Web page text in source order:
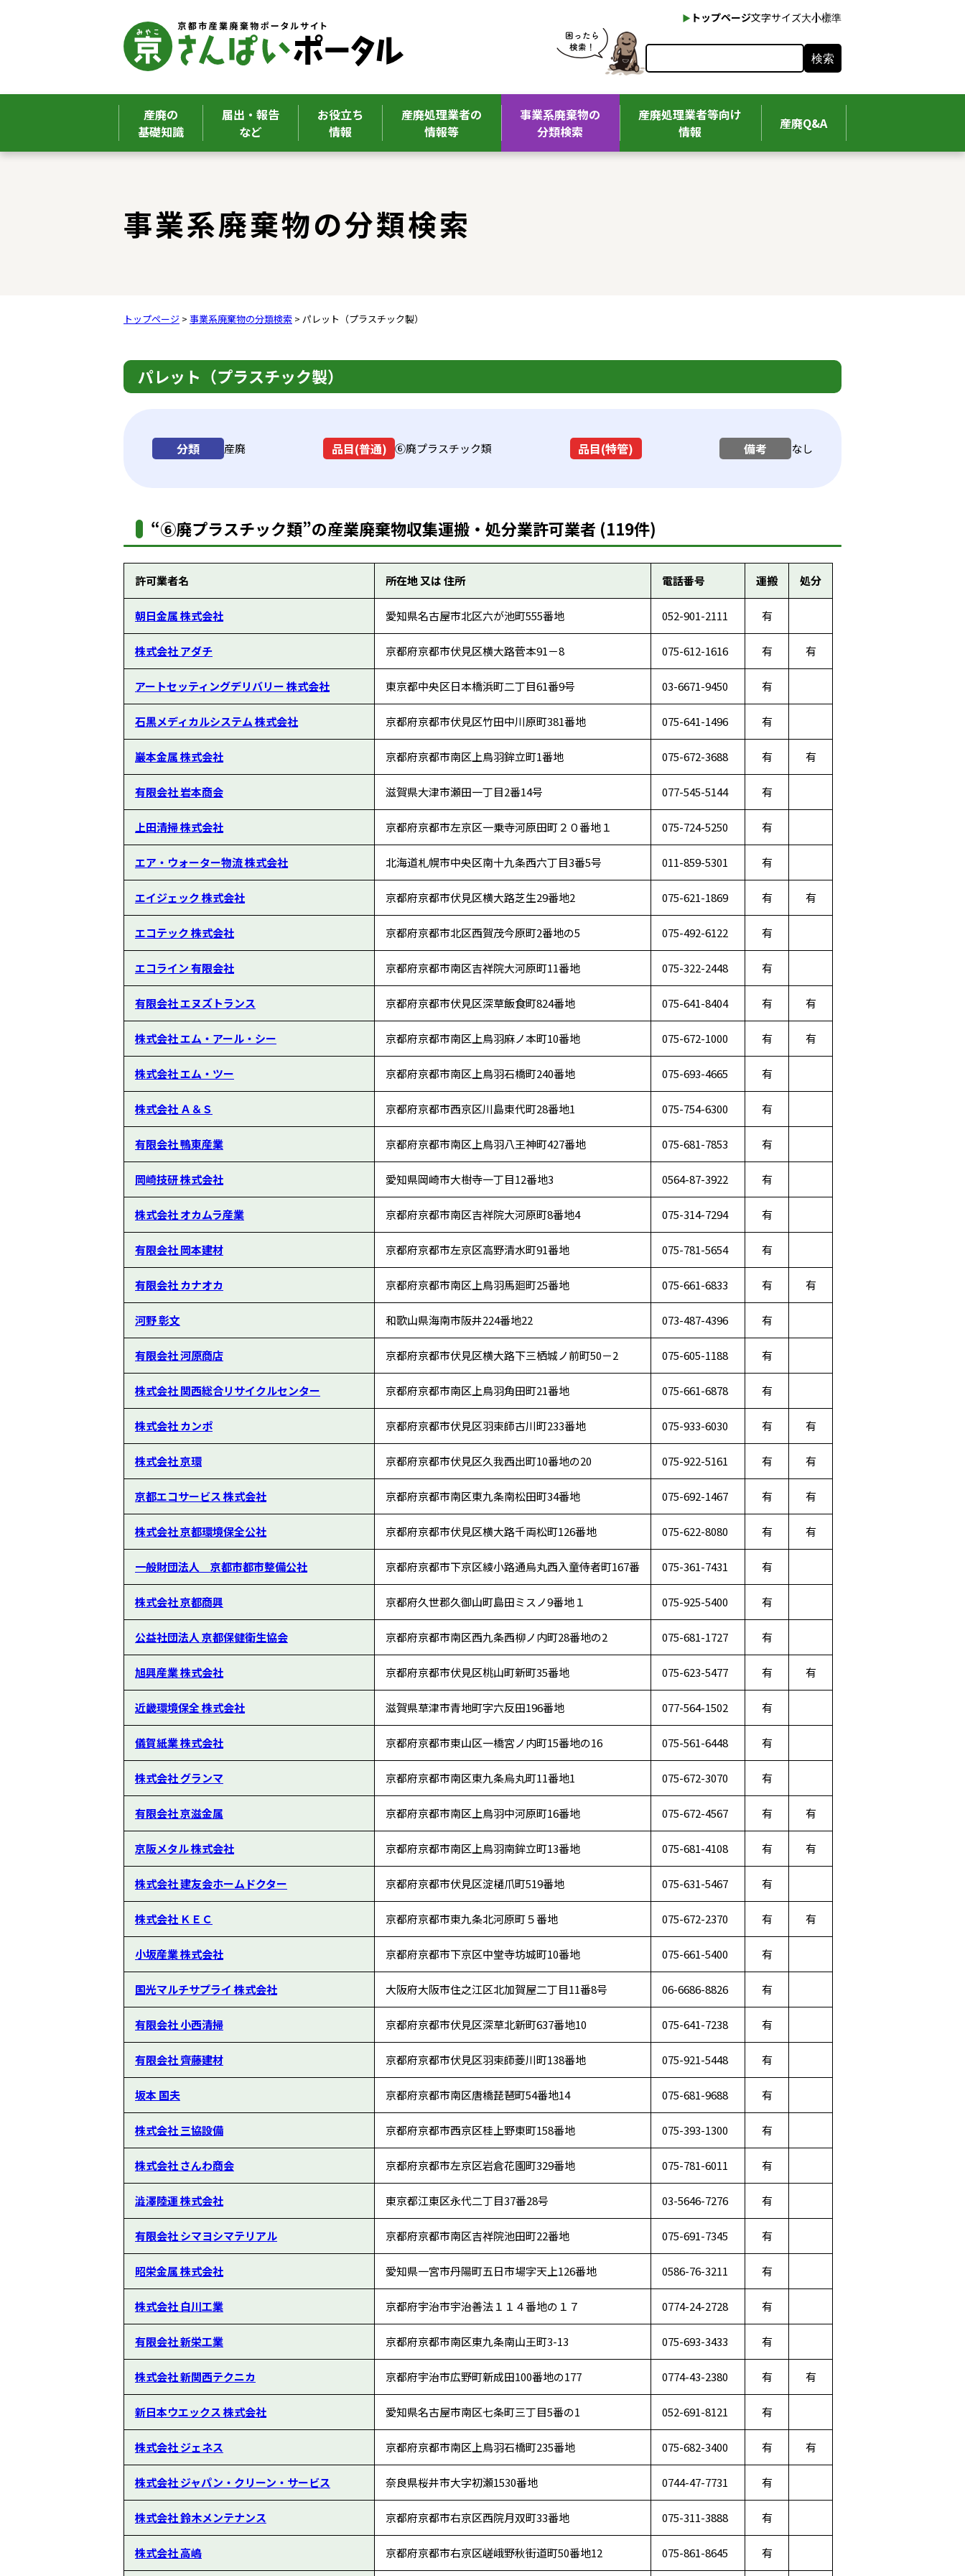
本文へ
トップページ文字サイズ大小標準
検索
産廃の
基礎知識
届出・報告
など
お役立ち
情報
産廃処理業者の
情報等
事業系廃棄物の
分類検索
産廃処理業者等向け
情報
産廃Q&A
事業系廃棄物の分類検索
トップページ > 事業系廃棄物の分類検索 > パレット（プラスチック製）
パレット（プラスチック製）
分類 産廃 品目(普通) ⑥廃プラスチック類 品目(特管) 備考 なし
“⑥廃プラスチック類”の産業廃棄物収集運搬・処分業許可業者 (119件)
許可業者名 所在地 又は 住所 電話番号 運搬 処分
朝日金属 株式会社 愛知県名古屋市北区六が池町555番地 052-901-2111 有
株式会社 アダチ 京都府京都市伏見区横大路菅本91－8 075-612-1616 有 有
アートセッティングデリバリー 株式会社 東京都中央区日本橋浜町二丁目61番9号 03-6671-9450 有
石黒メディカルシステム 株式会社 京都府京都市伏見区竹田中川原町381番地 075-641-1496 有
巖本金属 株式会社 京都府京都市南区上鳥羽鉾立町1番地 075-672-3688 有 有
有限会社 岩本商会 滋賀県大津市瀬田一丁目2番14号 077-545-5144 有
上田清掃 株式会社 京都府京都市左京区一乗寺河原田町２０番地１ 075-724-5250 有
エア・ウォーター物流 株式会社 北海道札幌市中央区南十九条西六丁目3番5号 011-859-5301 有
エイジェック 株式会社 京都府京都市伏見区横大路芝生29番地2 075-621-1869 有 有
エコテック 株式会社 京都府京都市北区西賀茂今原町2番地の5 075-492-6122 有
エコライン 有限会社 京都府京都市南区吉祥院大河原町11番地 075-322-2448 有
有限会社 エヌズトランス 京都府京都市伏見区深草飯食町824番地 075-641-8404 有 有
株式会社 エム・アール・シー 京都府京都市南区上鳥羽麻ノ本町10番地 075-672-1000 有 有
株式会社 エム・ツー 京都府京都市南区上鳥羽石橋町240番地 075-693-4665 有
株式会社 Ａ＆Ｓ 京都府京都市西京区川島東代町28番地1 075-754-6300 有
有限会社 鴨東産業 京都府京都市南区上鳥羽八王神町427番地 075-681-7853 有
岡崎技研 株式会社 愛知県岡崎市大樹寺一丁目12番地3 0564-87-3922 有
株式会社 オカムラ産業 京都府京都市南区吉祥院大河原町8番地4 075-314-7294 有
有限会社 岡本建材 京都府京都市左京区高野清水町91番地 075-781-5654 有
有限会社 カナオカ 京都府京都市南区上鳥羽馬廻町25番地 075-661-6833 有 有
河野 彰文 和歌山県海南市阪井224番地22 073-487-4396 有
有限会社 河原商店 京都府京都市伏見区横大路下三栖城ノ前町50－2 075-605-1188 有
株式会社 関西総合リサイクルセンター 京都府京都市南区上鳥羽角田町21番地 075-661-6878 有
株式会社 カンポ 京都府京都市伏見区羽束師古川町233番地 075-933-6030 有 有
株式会社 京環 京都府京都市伏見区久我西出町10番地の20 075-922-5161 有 有
京都エコサービス 株式会社 京都府京都市南区東九条南松田町34番地 075-692-1467 有 有
株式会社 京都環境保全公社 京都府京都市伏見区横大路千両松町126番地 075-622-8080 有 有
一般財団法人 京都市都市整備公社 京都府京都市下京区綾小路通烏丸西入童侍者町167番 075-361-7431 有
株式会社 京都商興 京都府久世郡久御山町島田ミスノ9番地１ 075-925-5400 有
公益社団法人 京都保健衛生協会 京都府京都市南区西九条西柳ノ内町28番地の2 075-681-1727 有
旭興産業 株式会社 京都府京都市伏見区桃山町新町35番地 075-623-5477 有 有
近畿環境保全 株式会社 滋賀県草津市青地町字六反田196番地 077-564-1502 有
儀賀紙業 株式会社 京都府京都市東山区一橋宮ノ内町15番地の16 075-561-6448 有
株式会社 グランマ 京都府京都市南区東九条烏丸町11番地1 075-672-3070 有
有限会社 京滋金属 京都府京都市南区上鳥羽中河原町16番地 075-672-4567 有 有
京阪メタル 株式会社 京都府京都市南区上鳥羽南鉾立町13番地 075-681-4108 有 有
株式会社 建友会ホームドクター 京都府京都市伏見区淀樋爪町519番地 075-631-5467 有
株式会社 ＫＥＣ 京都府京都市東九条北河原町５番地 075-672-2370 有 有
小坂産業 株式会社 京都府京都市下京区中堂寺坊城町10番地 075-661-5400 有
国光マルチサプライ 株式会社 大阪府大阪市住之江区北加賀屋二丁目11番8号 06-6686-8826 有
有限会社 小西清掃 京都府京都市伏見区深草北新町637番地10 075-641-7238 有
有限会社 齊藤建材 京都府京都市伏見区羽束師菱川町138番地 075-921-5448 有
坂本 国夫 京都府京都市南区唐橋琵琶町54番地14 075-681-9688 有
株式会社 三協設備 京都府京都市西京区桂上野東町158番地 075-393-1300 有
株式会社 さんわ商会 京都府京都市左京区岩倉花園町329番地 075-781-6011 有
澁澤陸運 株式会社 東京都江東区永代二丁目37番28号 03-5646-7276 有
有限会社 シマヨシマテリアル 京都府京都市南区吉祥院池田町22番地 075-691-7345 有
昭栄金属 株式会社 愛知県一宮市丹陽町五日市場字天上126番地 0586-76-3211 有
株式会社 白川工業 京都府宇治市宇治善法１１４番地の１７ 0774-24-2728 有
有限会社 新栄工業 京都府京都市南区東九条南山王町3-13 075-693-3433 有
株式会社 新関西テクニカ 京都府宇治市広野町新成田100番地の177 0774-43-2380 有 有
新日本ウエックス 株式会社 愛知県名古屋市南区七条町三丁目5番の1 052-691-8121 有
株式会社 ジェネス 京都府京都市南区上鳥羽石橋町235番地 075-682-3400 有 有
株式会社 ジャパン・クリーン・サービス 奈良県桜井市大字初瀬1530番地 0744-47-7731 有
株式会社 鈴木メンテナンス 京都府京都市右京区西院月双町33番地 075-311-3888 有
株式会社 高嶋 京都府京都市右京区嵯峨野秋街道町50番地12 075-861-8645 有